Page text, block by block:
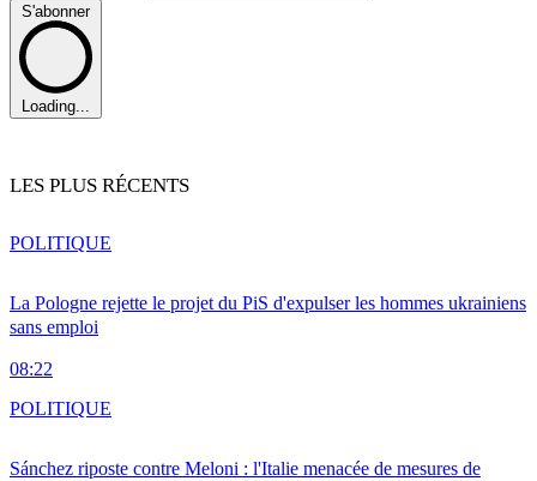
S'abonner
Loading...
LES PLUS RÉCENTS
La Pologne rejette le projet du PiS d'expulser les hommes ukrainiens
sans emploi
08:22
POLITIQUE
Sánchez riposte contre Meloni : l'Italie menacée de mesures de
POLITIQUE